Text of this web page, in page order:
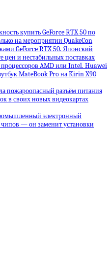
купить GeForce RTX 50 по
на мероприятии QuakeCon
GeForce RTX 50. Японский
цен и нестабильных поставках
AMD или Intel. Huawei
MateBook Pro на Kirin X90
пожароопасный разъём питания
в своих новых видеокартах
электронный
— он заменит установки